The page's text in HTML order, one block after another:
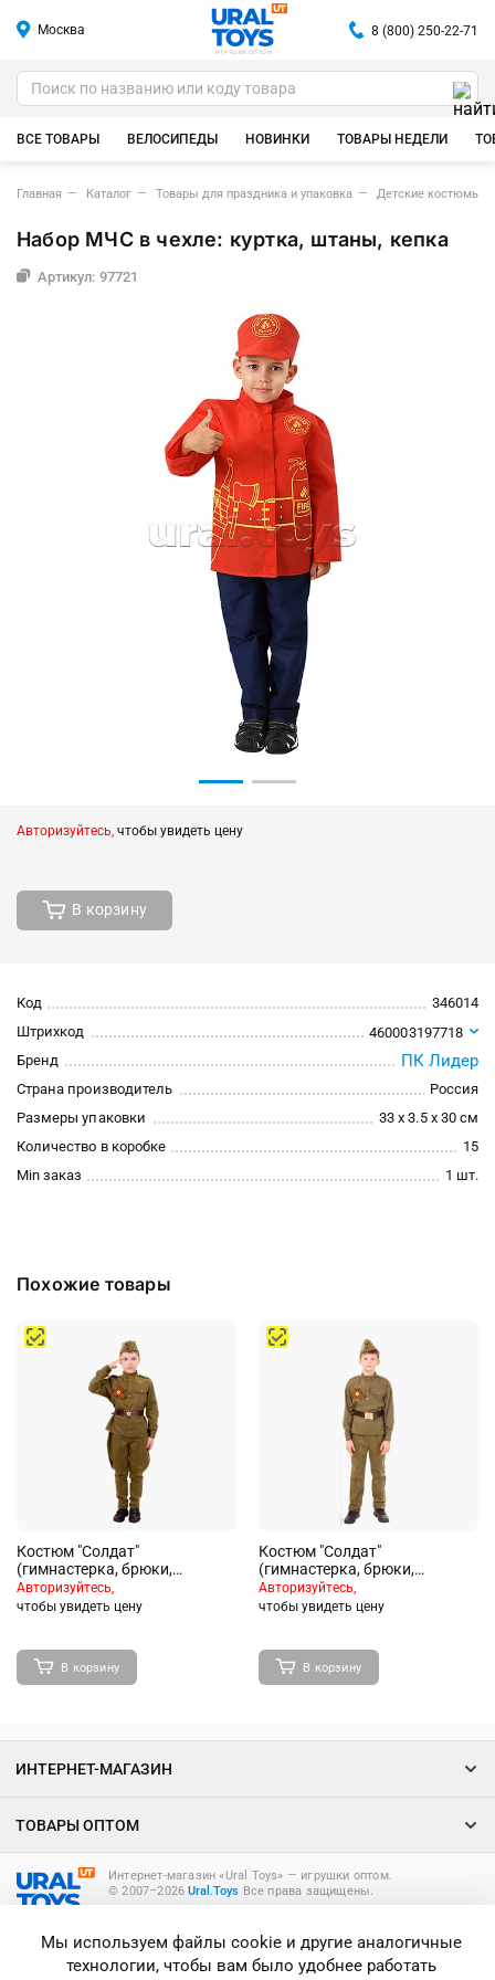
Москва
ИГРУШКИ ОПТОМ
8 (800) 250-22-71
ВСЕ ТОВАРЫ ВЕЛОСИПЕДЫ НОВИНКИ ТОВАРЫ НЕДЕЛИ
Главная Каталог Товары для праздника и упаковка Детские костюмы
Набор МЧС в чехле: куртка, штаны, кепка
Артикул: 97721
Авторизуйтесь, чтобы увидеть цену
В корзину
Код
346014
Штрихкод
460003197718
Бренд
ПК Лидер
Страна производитель
Россия
Размеры упаковки
33 x 3.5 x 30 см
Количество в коробке
15
Min заказ
1 шт.
Похожие товары
Костюм "Солдат"
(гимнастерка, брюки,
пилотка, ремень) размер 140-
72
Авторизуйтесь,
чтобы увидеть цену
В корзину
Костюм "Солдат"
(гимнастерка, брюки,
пилотка, ремень,
Георгиевская лента) размер
Авторизуйтесь,
чтобы увидеть цену
В корзину
Интернет-магазин «Ural Toys» ― игрушки оптом.
© 2007–2026Ural.Toys Все права защищены.
ИНТЕРНЕТ-МАГАЗИН
ТОВАРЫ ОПТОМ
Мы используем файлы cookie и другие аналогичные
технологии, чтобы вам было удобнее работать